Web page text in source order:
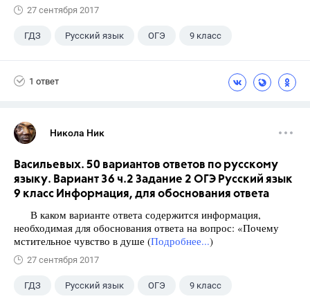
27 сентября 2017
ГДЗ Русский язык ОГЭ 9 класс
1 ответ
Никола Ник
Васильевых. 50 вариантов ответов по русскому
языку. Вариант 36 ч.2 Задание 2 ОГЭ Русский язык
9 класс Информация, для обоснования ответа
В каком варианте ответа содержится информация,
необходимая для обоснования ответа на вопрос: «Почему
мстительное чувство в душе (Подробнее...)
27 сентября 2017
ГДЗ Русский язык ОГЭ 9 класс